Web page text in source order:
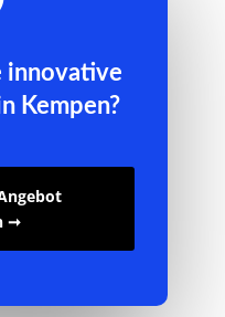
innovative
Kempen?
➞